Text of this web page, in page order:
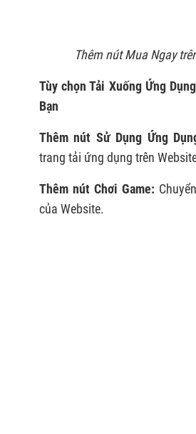
Thêm nút Mua Ngay
Tùy chọn Tải Xuống Ứng
Bạn
Thêm nút Sử Dụng Ứng
trang tải ứng dụng trên
Thêm nút Chơi Game:
của Website.